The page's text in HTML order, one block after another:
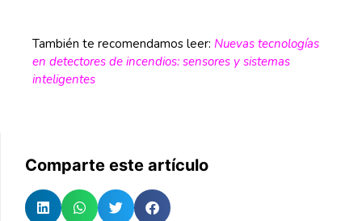
También te recomendamos leer: Nuevas tecnologías
en detectores de incendios: sensores y sistemas
inteligentes
Comparte este artículo